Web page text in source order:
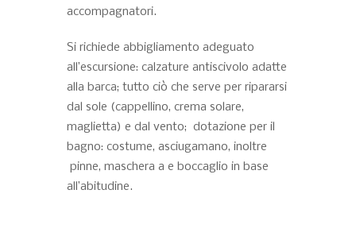
accompagnatori.
Si richiede abbigliamento adeguato
all’escursione: calzature antiscivolo adatte
alla barca; tutto ciò che serve per ripararsi
dal sole (cappellino, crema solare,
maglietta) e dal vento; dotazione per il
bagno: costume, asciugamano, inoltre
pinne, maschera a e boccaglio in base
all’abitudine.